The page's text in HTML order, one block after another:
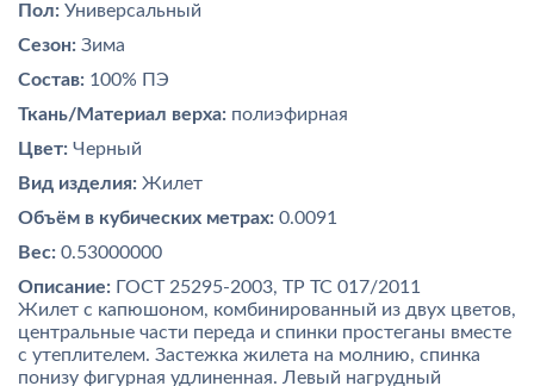
Пол: Универсальный
Сезон: Зима
Состав: 100% ПЭ
Ткань/Материал верха: полиэфирная
Цвет: Черный
Вид изделия: Жилет
Объём в кубических метрах: 0.0091
Вес: 0.53000000
Описание: ГОСТ 25295-2003, ТР ТС 017/2011
Жилет с капюшоном, комбинированный из двух цветов,
центральные части переда и спинки простеганы вместе
с утеплителем. Застежка жилета на молнию, спинка
понизу фигурная удлиненная. Левый нагрудный